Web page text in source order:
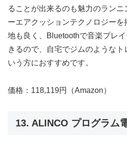
ることが出来るのも魅力のラン
ーエアクッションテクノロジー
地も良く、Bluetoothで音楽プレ
きるので、自宅でジムのようなト
いう方におすすめです。
価格：118,119円（Amazon）
13. ALINCO プログラム